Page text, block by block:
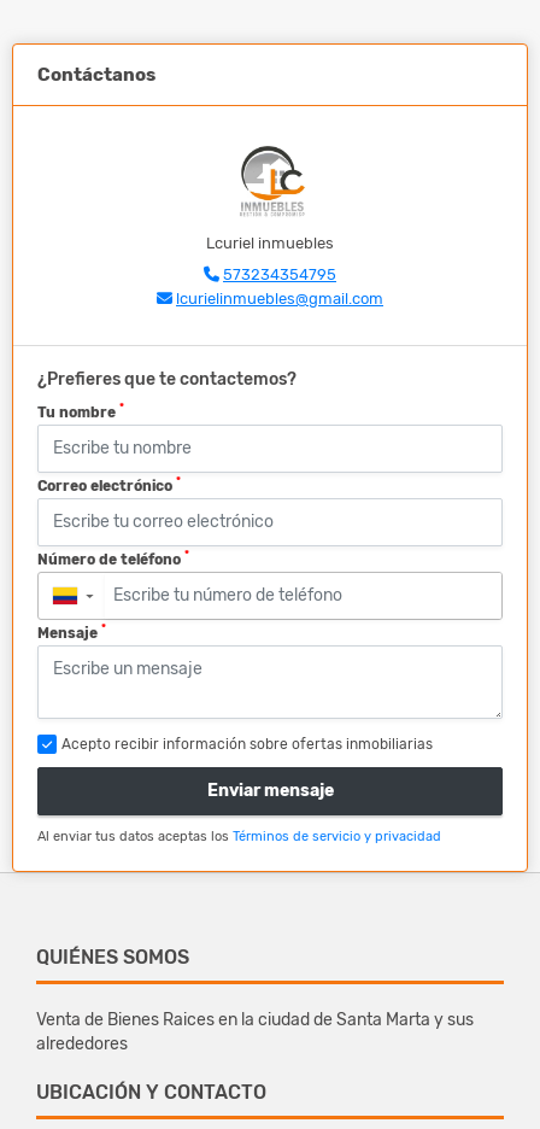
Contáctanos
Lcuriel inmuebles
573234354795
lcurielinmuebles@gmail.com
¿Prefieres que te contactemos?
Tu nombre *
Correo electrónico *
Número de teléfono *
▼
Mensaje *
Acepto recibir información sobre ofertas inmobiliarias
Enviar mensaje
Al enviar tus datos aceptas los Términos de servicio y privacidad
QUIÉNES SOMOS
Venta de Bienes Raices en la ciudad de Santa Marta y sus
alrededores
UBICACIÓN Y CONTACTO